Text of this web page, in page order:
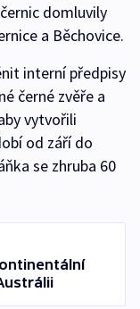
domluvily
a Běchovice.
interní předpisy
černé zvěře a
vytvořili
od září do
se zhruba 60